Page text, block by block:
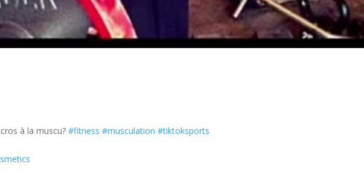
à la muscu?#fitness #musculation #tiktoksports